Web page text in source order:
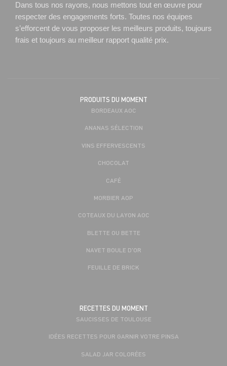
Dans tous nos rayons, nous mettons tout en œuvre pour
respecter des engagements forts. Toutes nos équipes
s’efforcent de vous proposer les meilleurs produits, toujours
frais et toujours au meilleur rapport qualité prix.
PRODUITS DU MOMENT
BORDEAUX AOC
ANANAS SÉLECTION
VINS EFFERVESCENTS
CHOCOLAT
CAFÉ
MORBIER AOP
COTEAUX DU LAYON AOC
BLETTE OU BETTE
NAVET BOULE D'OR
FEUILLE DE BRICK
RECETTES DU MOMENT
SAUCISSES DE TOULOUSE
IDÉES RECETTES POUR GARNIR VOTRE PINSA
SALAD JAR COLORÉES